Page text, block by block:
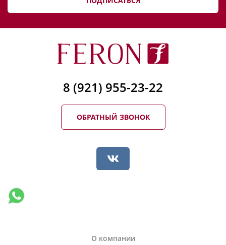
8 (921) 955-23-22
ОБРАТНЫЙ ЗВОНОК
О компании